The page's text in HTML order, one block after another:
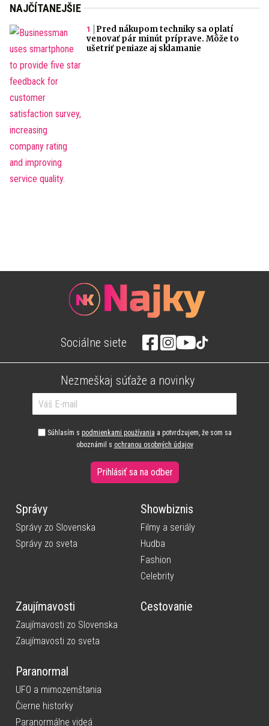
NAJČÍTANEJŠIE
Pred nákupom techniky sa oplatí
venovať pár minút príprave. Môže to
ušetriť peniaze aj sklamanie
Sociálne siete
Nezmeškaj súťaže a novinky
Súhlasím s podmienkami používania a potvrdzujem, že som sa
oboznámil s ochranou osobných údajov
Prihlásiť sa na odber
Správy
Správy zo Slovenska
Správy zo sveta
Showbiznis
Filmy a seriály
Hudba
Fashion
Celebrity
Zaujímavosti
Zaujímavosti zo Slovenska
Zaujímavosti zo sveta
Cestovanie
Paranormal
UFO a mimozemštania
Čierne historky
Paranormálne videá